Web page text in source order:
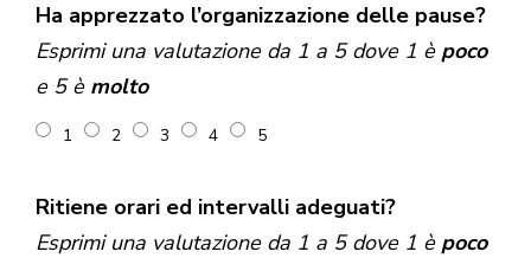
Ha apprezzato l’organizzazione delle pause?
Esprimi una valutazione da 1 a 5 dove 1 è poco
e 5 è molto
1 2 3 4 5
Ritiene orari ed intervalli adeguati?
Esprimi una valutazione da 1 a 5 dove 1 è poco